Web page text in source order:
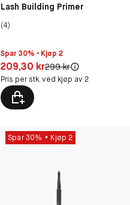
Lash Building Primer
(4)
Spar 30% • Kjøp 2
Pris: 209,30 kr
209,30 krOriginal pris:
299 kr
Pris per stk. ved kjøp av 2
Spar 30% Kjøp 2